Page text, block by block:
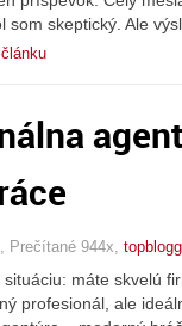
som skeptický. Ale
Prečítané 944x,
situáciu: máte skvelú
profesionál, ale